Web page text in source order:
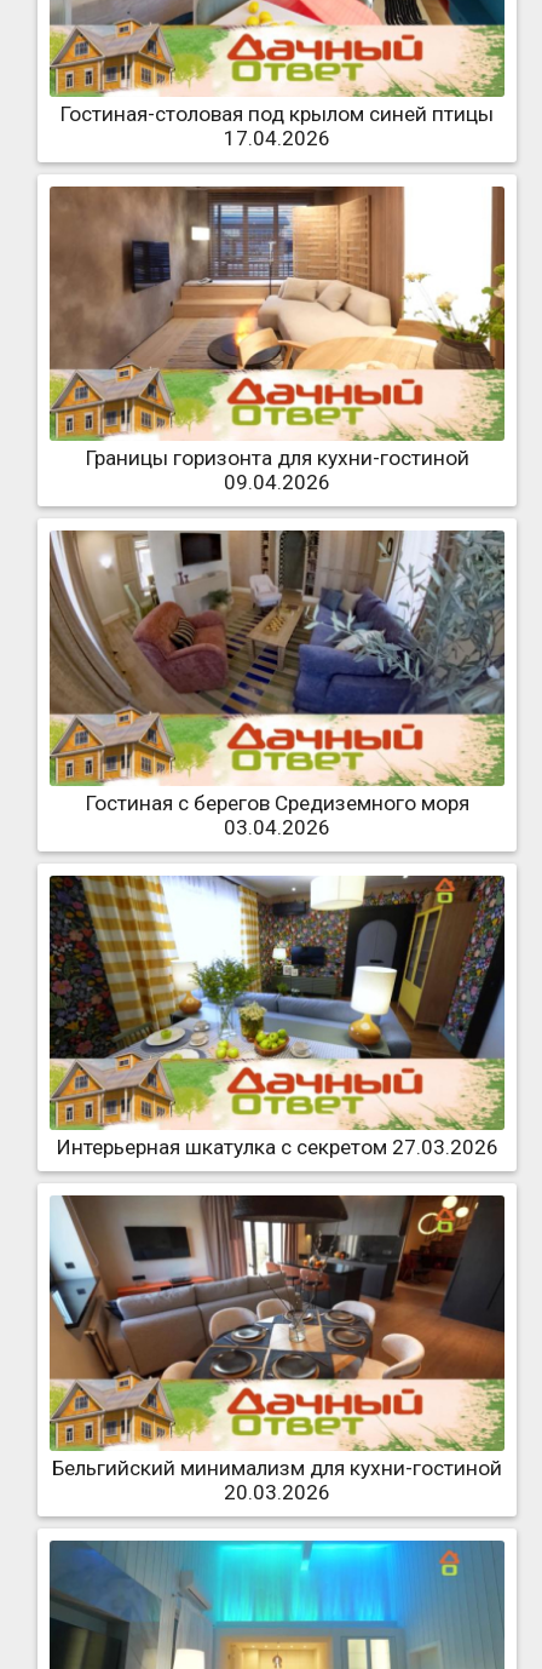
Гостиная-столовая под крылом синей птицы
17.04.2026
Границы горизонта для кухни-гостиной
09.04.2026
Гостиная с берегов Средиземного моря
03.04.2026
Интерьерная шкатулка с секретом 27.03.2026
Бельгийский минимализм для кухни-гостиной
20.03.2026